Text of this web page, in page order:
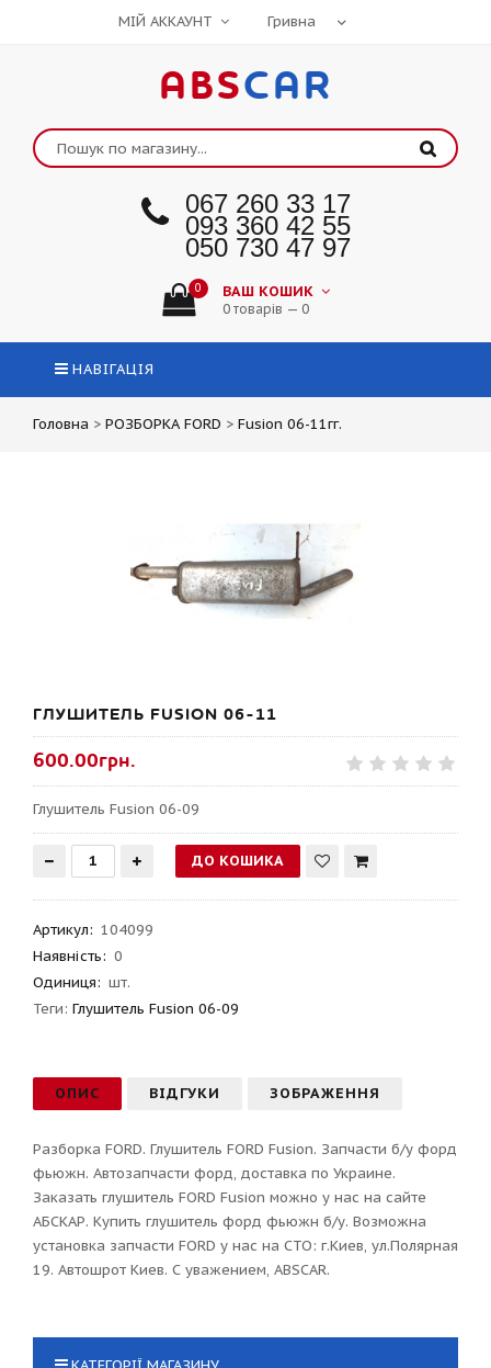
МІЙ АККАУНТ
ABSCAR
067 260 33 17
093 360 42 55
050 730 47 97
0 ВАШ КОШИК
0 товарів — 0
НАВІГАЦІЯ
Головна > РОЗБОРКА FORD > Fusion 06-11гг.
ГЛУШИТЕЛЬ FUSION 06-11
600.00грн.
Глушитель Fusion 06-09
Артикул: 104099
Наявність: 0
Одиниця: шт.
Теги: Глушитель Fusion 06-09
ОПИС ВІДГУКИ ЗОБРАЖЕННЯ
Разборка FORD. Глушитель FORD Fusion. Запчасти б/у форд
фьюжн. Автозапчасти форд, доставка по Украине.
Заказать глушитель FORD Fusion можно у нас на сайте
АБСКАР. Купить глушитель форд фьюжн б/у. Возможна
установка запчасти FORD у нас на СТО: г.Киев, ул.Полярная
19. Автошрот Киев. С уважением, ABSCAR.